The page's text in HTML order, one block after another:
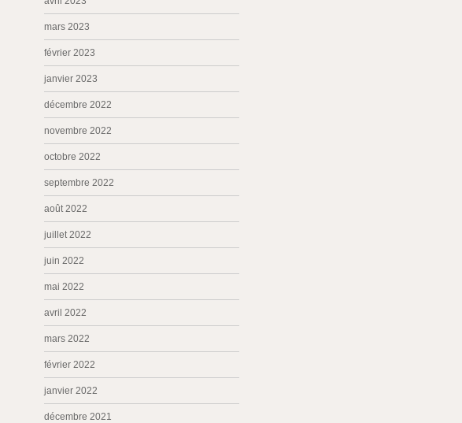
mars 2023
février 2023
janvier 2023
décembre 2022
novembre 2022
octobre 2022
septembre 2022
août 2022
juillet 2022
juin 2022
mai 2022
avril 2022
mars 2022
février 2022
janvier 2022
décembre 2021